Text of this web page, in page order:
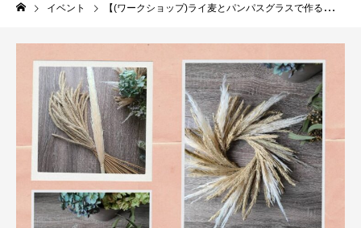
イベント 【(ワークショップ)ライ麦とパンパスグラスで作るナチュラルオータムリース】9月18日(土)10時～